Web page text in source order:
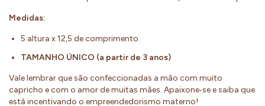
Medidas:
5 altura x 12,5 de comprimento.
TAMANHO ÚNICO (a partir de 3 anos)
Vale lembrar que são confeccionadas a mão com muito
capricho e com o amor de muitas mães. Apaixone‐se e saiba que
está incentivando o empreendedorismo materno!